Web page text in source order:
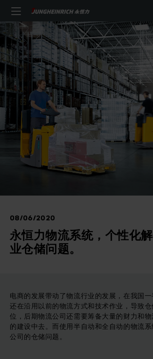
08/06/2020
永恒力物流系统，个性化
业仓储问题。
电商的发展带动了物流行业的发展，在我国
还在沿用以前的物流方式和技术作业，导致
位，后期物流公司还需要筹备大量的财力和
的建设中去。而使用半自动和全自动的物流
公司的仓储问题。